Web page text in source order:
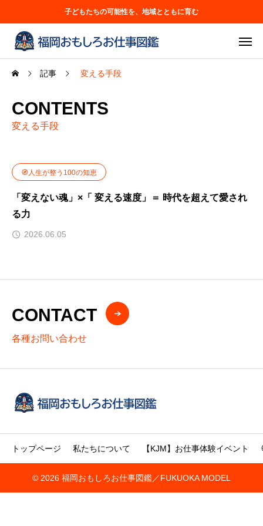
子どもたちの可能性を、地域とともに育む
記事 変える手段
CONTENTS
変える手段
🧭人生が整う100の知恵
「変えない魂」×「 変える速度」＝ 時代を超えて愛され
る力
2026.06.05
CONTACT
各種お問い合わせ
トップページ 私たちについて 【KJM】お仕事体験イベント
© 2026 福岡おもしろお仕事図鑑／FUKUOKA MODEL